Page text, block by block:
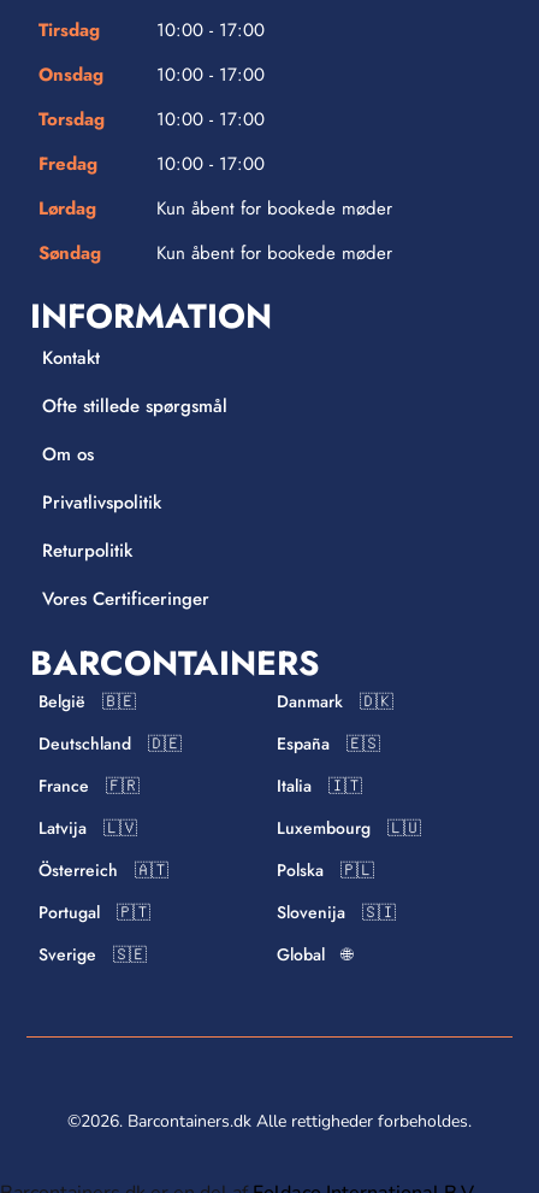
Tirsdag
10:00 - 17:00
Onsdag
10:00 - 17:00
Torsdag
10:00 - 17:00
Fredag
10:00 - 17:00
Lørdag
Kun åbent for bookede møder
Søndag
Kun åbent for bookede møder
INFORMATION
Kontakt
Ofte stillede spørgsmål
Om os
Privatlivspolitik
Returpolitik
Vores Certificeringer
BARCONTAINERS
België 🇧🇪
Danmark 🇩🇰
Deutschland 🇩🇪
España 🇪🇸
France 🇫🇷
Italia 🇮🇹
Latvija 🇱🇻
Luxembourg 🇱🇺
Österreich 🇦🇹
Polska 🇵🇱
Portugal 🇵🇹
Slovenija 🇸🇮
Sverige 🇸🇪
Global 🌐
©2026. Barcontainers.dk Alle rettigheder forbeholdes.